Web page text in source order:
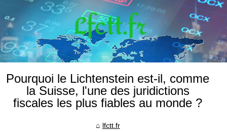
Pourquoi le Lichtenstein est-il, comme
la Suisse, l'une des juridictions
fiscales les plus fiables au monde ?
lfctt.fr